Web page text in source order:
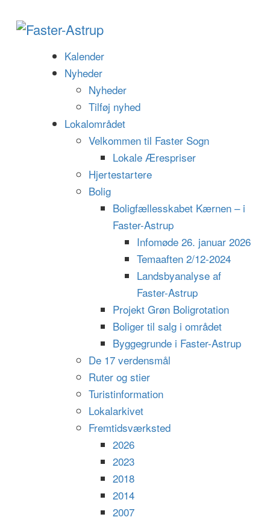
Kalender
Nyheder
Nyheder
Tilføj nyhed
Lokalområdet
Velkommen til Faster Sogn
Lokale Ærespriser
Hjertestartere
Bolig
Boligfællesskabet Kærnen – i
Faster-Astrup
Infomøde 26. januar 2026
Temaaften 2/12-2024
Landsbyanalyse af
Faster-Astrup
Projekt Grøn Boligrotation
Boliger til salg i området
Byggegrunde i Faster-Astrup
De 17 verdensmål
Ruter og stier
Turistinformation
Lokalarkivet
Fremtidsværksted
2026
2023
2018
2014
2007